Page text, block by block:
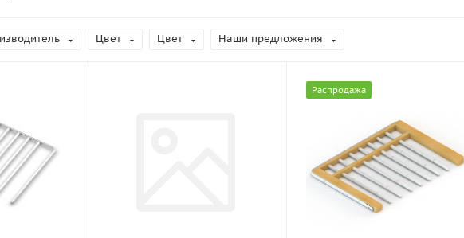
Цвет Цвет Наши предложения
Распродажа